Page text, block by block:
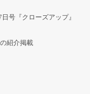
号『クローズアップ』
紹介掲載